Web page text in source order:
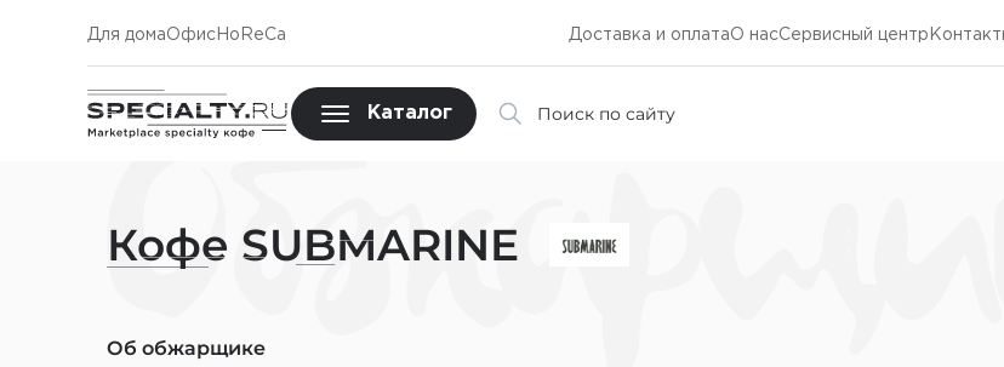
Для домаОфис HoReCa Доставка и оплатаО насCервисный центр
Каталог
Кофе SUBMARINE
Об обжарщике